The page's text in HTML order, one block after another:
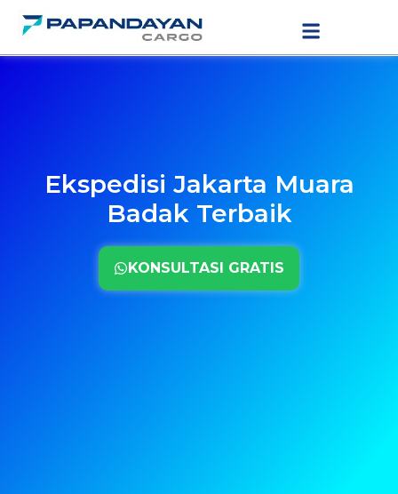
Lewati
konten
Ekspedisi Jakarta Muara
Badak Terbaik
KONSULTASI GRATIS